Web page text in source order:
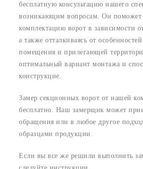
бесплатную консультацию нашего
возникающим вопросам. Он поможет
комплектацию ворот в зависимости
а также отталкиваясь от
помещения и прилегающей
оптимальный вариант монтажа и
конструкцие.
Замер секционных ворот от нашей
бесплатно. Наш замерщик может
обращения или в любое другое
образцами продукции.
Если вы все же решили выполнить